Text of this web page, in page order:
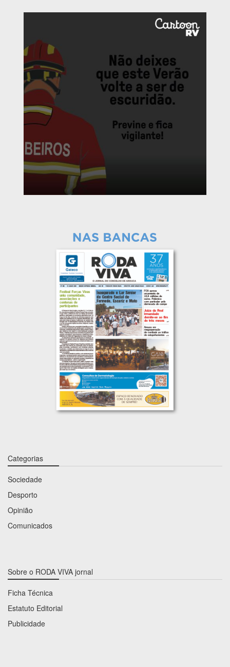
Categorias
Sociedade
Desporto
Opinião
Comunicados
Sobre o RODA VIVA jornal
Ficha Técnica
Estatuto Editorial
Publicidade